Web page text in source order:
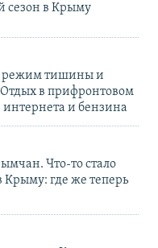
сезон в Крыму
режим тишины и
в прифронтовом
и бензина
Что-то стало
Крыму: где же теперь